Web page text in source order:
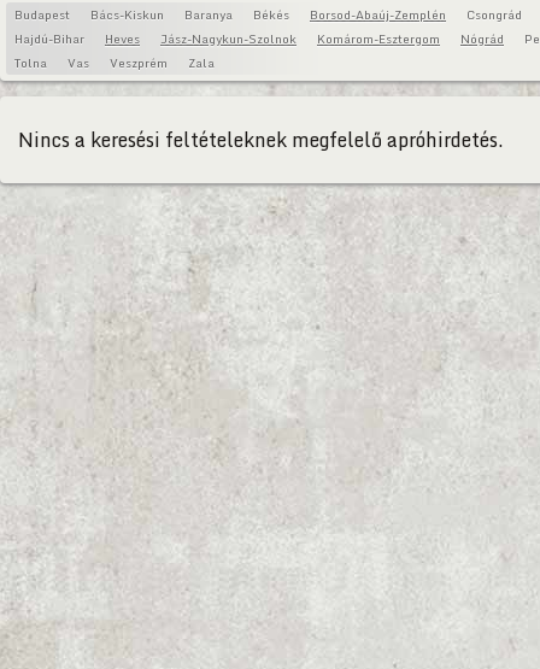
Budapest Bács-Kiskun Baranya Békés Borsod-Abaúj-Zemplén
Csongrád
Hajdú-Bihar
Heves Jász-Nagykun-Szolnok Komárom-Esztergom Nógrád
Tolna
Vas Veszprém Zala
Nincs a keresési feltételeknek megfelelő apróhirdetés.